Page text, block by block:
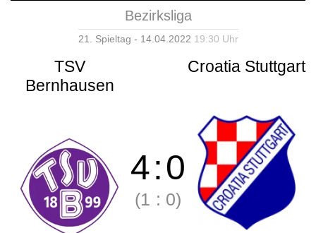
Bezirksliga
21. Spieltag - 14.04.2022 19:30 Uhr
TSV
Bernhausen
Croatia Stuttgart
4:0
(1 : 0)